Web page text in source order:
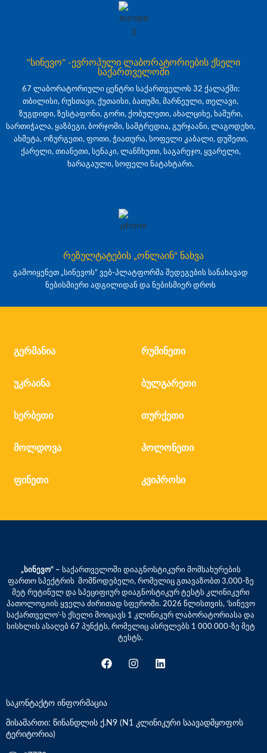
"სინევო" -ევროპული ლაბორატორიების ქსელი
საქართველოში
67 ლაბორატორიული ცენტრი საქართველოს 32 ქალაქში:
თბილისი, რუსთავი, ქუთაისი, ბათუმი, მარნეული, თელავი,
ზუგდიდი, ზესტაფონი, გორი, ქობულეთი, ახალციხე, ხაშური,
სართიჭალა, ყაზბეგი, ბორჯომი, სამტრედია, გურჯაანი, ლაგოდეხი,
ახმეტა, ოზურგეთი, ფოთი, ჭიათურა, სოფელი კაბალი, დუშეთი,
ქარელი, თიანეთი, სენაკი, ლანჩხუთი, საგარეჯო, ყვარელი,
ხარაგაული, სოფელი ნატახტარი.
რეზულტატების „ონლაინ" ნახვა
გამოიყენეთ „სინევოს“ ვებ-პლატფორმა შედეგების სანახავად
ნებისმიერი ადგილიდან და ნებისმიერ დროს
გერმანია რუმინეთი
უკრაინა ბულგარეთი
სერბეთი თურქეთი
მოლდოვა პოლონეთი
ფინეთი კვიპროსი
„სინევო“ – საქართველოში დიაგნოსტიკური მომსახურების
ფართო სპექტრის მომწოდებელი, რომელიც გთავაზობთ 3,000-ზე
მეტ რუტინულ და სპეციფიურ დიაგნოსტიკურ ტესტს კლინიკური
პათოლოგიის ყველა ძირითად სფეროში. 2026 წლისთვის, ‘სინევო
საქართველო’-ს ქსელი მოიცავს 1 კლინიკურ ლაბორატორიასა და
სისხლის ასაღებ 67 პუნქტს, რომელიც ასრულებს 1 000 000-ზე მეტ
ტესტს.
საკონტაქტო ინფორმაცია
მისამართი: წინანდლის ქ.N9 (N1 კლინიკური საავადმყოფოს
ტერიტორია)